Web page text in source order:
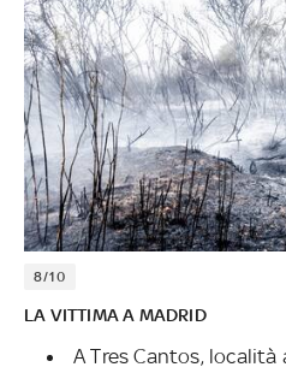
8/10
LA VITTIMA A MADRID
A Tres Cantos,